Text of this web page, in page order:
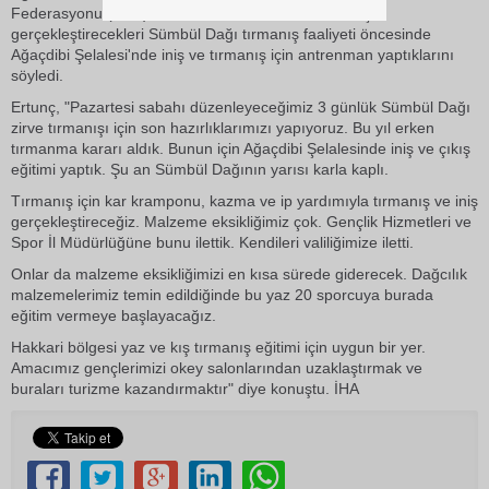
Federasyonu (TDF) Hakkari İl Temsilcisi Naci Ertunç,
gerçekleştirecekleri Sümbül Dağı tırmanış faaliyeti öncesinde
Ağaçdibi Şelalesi'nde iniş ve tırmanış için antrenman yaptıklarını
söyledi.
Ertunç, "Pazartesi sabahı düzenleyeceğimiz 3 günlük Sümbül Dağı
zirve tırmanışı için son hazırlıklarımızı yapıyoruz. Bu yıl erken
tırmanma kararı aldık. Bunun için Ağaçdibi Şelalesinde iniş ve çıkış
eğitimi yaptık. Şu an Sümbül Dağının yarısı karla kaplı.
Tırmanış için kar kramponu, kazma ve ip yardımıyla tırmanış ve iniş
gerçekleştireceğiz. Malzeme eksikliğimiz çok. Gençlik Hizmetleri ve
Spor İl Müdürlüğüne bunu ilettik. Kendileri valiliğimize iletti.
Onlar da malzeme eksikliğimizi en kısa sürede giderecek. Dağcılık
malzemelerimiz temin edildiğinde bu yaz 20 sporcuya burada
eğitim vermeye başlayacağız.
Hakkari bölgesi yaz ve kış tırmanış eğitimi için uygun bir yer.
Amacımız gençlerimizi okey salonlarından uzaklaştırmak ve
buraları turizme kazandırmaktır" diye konuştu. İHA